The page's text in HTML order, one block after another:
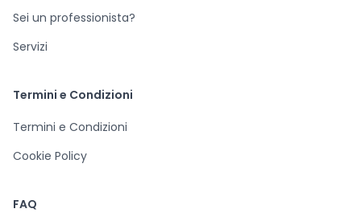
Sei un professionista?
Servizi
Termini e Condizioni
Termini e Condizioni
Cookie Policy
FAQ